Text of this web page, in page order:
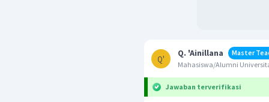
Q'
Q. 'Ainillana
Master
Mahasiswa/Alumni
Jawaban terverifikasi